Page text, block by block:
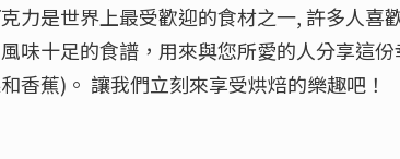
力是世界上最受歡迎的食材之一, 許多人喜
味十足的食譜，用來與您所愛的人分享這
香蕉)。 讓我們立刻來享受烘焙的樂趣吧！